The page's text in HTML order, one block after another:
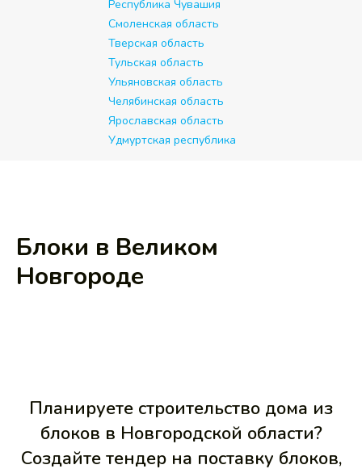
Республика Чувашия
Смоленская область
Тверская область
Тульская область
Ульяновская область
Челябинская область
Ярославская область
Удмуртская республика
Блоки в Великом
Новгороде
Планируете строительство дома из
блоков в Новгородской области?
Создайте тендер на поставку блоков,